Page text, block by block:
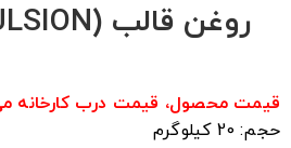
روغن قالب (ALEN-EMULSION)
قیمت محصول، قیمت درب کارخانه
حجم: 20 کیلوگرم